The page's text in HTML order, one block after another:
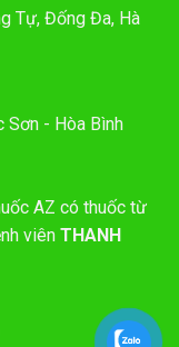
Tự, Đống Đa, Hà
Sơn - Hòa Bình
AZ có thuốc từ
viên THANH